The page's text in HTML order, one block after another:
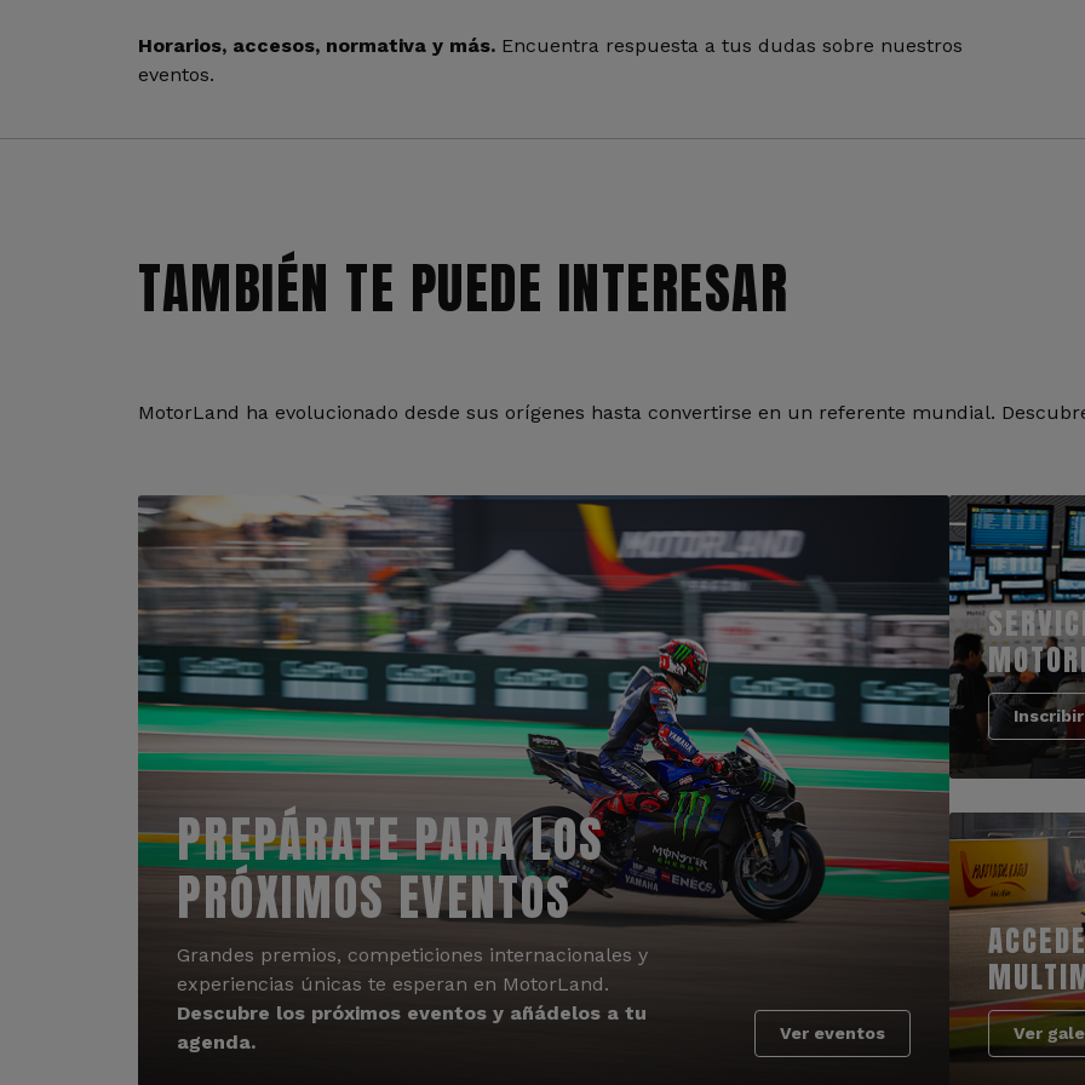
Horarios, accesos, normativa y más. Encuentra respuesta a tus dudas sobre nuestros
eventos.
TAMBIÉN TE PUEDE INTERESAR
MotorLand ha evolucionado desde sus orígenes hasta convertirse en un referente mundial.
PREPÁRATE PARA LOS
PRÓXIMOS EVENTOS
Grandes premios, competiciones internacionales y
experiencias únicas te esperan en MotorLand.
Descubre los próximos eventos y añádelos a tu
agenda.
Ver eventos Ver